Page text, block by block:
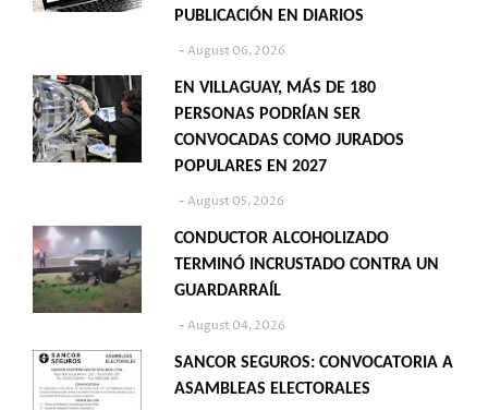
PUBLICACIÓN EN DIARIOS
August 06, 2026
EN VILLAGUAY, MÁS DE 180
PERSONAS PODRÍAN SER
CONVOCADAS COMO JURADOS
POPULARES EN 2027
August 05, 2026
CONDUCTOR ALCOHOLIZADO
TERMINÓ INCRUSTADO CONTRA UN
GUARDARRAÍL
August 04, 2026
SANCOR SEGUROS: CONVOCATORIA A
ASAMBLEAS ELECTORALES